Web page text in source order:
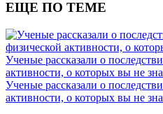
ЕЩЕ ПО ТЕМЕ
Ученые рассказали о
активности, о которых вы не
Ученые рассказали о
активности, о которых вы не